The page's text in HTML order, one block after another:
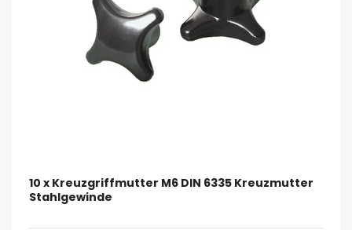
10 x Kreuzgriffmutter M6 DIN 6335 Kreuzmutter
Stahlgewinde